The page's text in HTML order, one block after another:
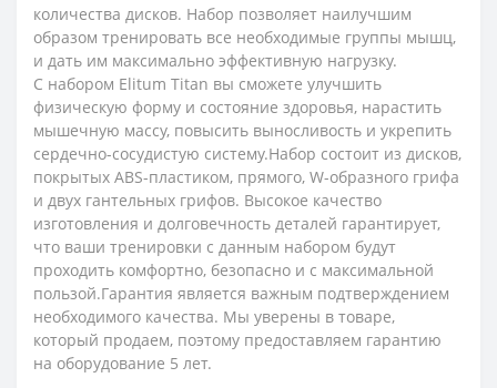
количества дисков. Набор позволяет наилучшим
образом тренировать все необходимые группы мышц,
и дать им максимально эффективную нагрузку.
С набором Elitum Titan вы сможете улучшить
физическую форму и состояние здоровья, нарастить
мышечную массу, повысить выносливость и укрепить
сердечно-сосудистую систему.Набор состоит из дисков,
покрытых ABS-пластиком, прямого, W-образного грифа
и двух гантельных грифов. Высокое качество
изготовления и долговечность деталей гарантирует,
что ваши тренировки с данным набором будут
проходить комфортно, безопасно и с максимальной
пользой.Гарантия является важным подтверждением
необходимого качества. Мы уверены в товаре,
который продаем, поэтому предоставляем гарантию
на оборудование 5 лет.